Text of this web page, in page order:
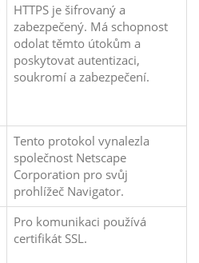
HTTPS je šifrovaný a
zabezpečený. Má schopnost
odolat těmto útokům a
poskytovat autentizaci,
soukromí a zabezpečení.
Tento protokol vynalezla
společnost Netscape
Corporation pro svůj
prohlížeč Navigator.
Pro komunikaci používá
certifikát SSL.